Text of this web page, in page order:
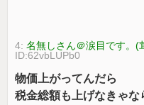
4:名無しさん＠涙目です。(
ID:62vbLUPb0
物価上がってんだら
税金総額も上げなきゃな